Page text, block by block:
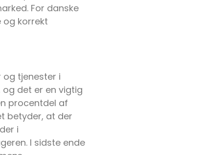
For danske
og korrekt
tjenester i
det er en vigtig
procentdel af
betyder, at der
i
I sidste ende